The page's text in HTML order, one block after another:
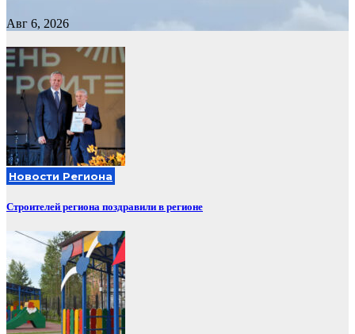
Авг 6, 2026
Новости Региона
Строителей региона поздравили в регионе